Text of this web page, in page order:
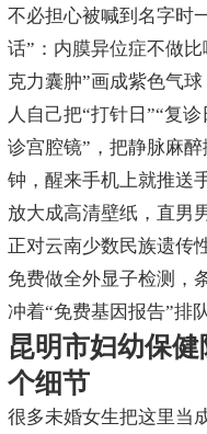
不必担心被喊到名字时
话”：内膜异位症不做
克力囊肿”画成紫色气
人自己把“打针日”“复
诊宫腔镜”，把静脉麻
钟，醒来手机上就推送
放大成高清壁纸，直男
正对云南少数民族遗传
免费做全外显子检测，
冲着“免费基因报告”排
昆明市妇幼保
个细节
很多未婚女生把这里当